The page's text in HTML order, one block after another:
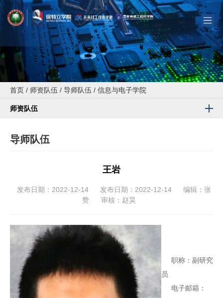
首页 / 师资队伍 / 导师队伍 / 信息与电子学院
师资队伍
导师队伍
王岩
发布日期：2022-12-14 发布日期：2022-12-14
编辑：张
赞
审核：赵昊
职称：副研究
员
电子邮箱：